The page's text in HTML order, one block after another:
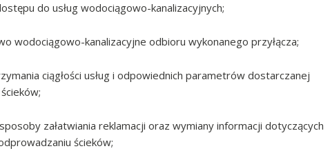
do usług wodociągowo-kanalizacyjnych;
wodociągowo-kanalizacyjne odbioru wykonanego przyłącza;
ciągłości usług i odpowiednich parametrów dostarczanej
załatwiania reklamacji oraz wymiany informacji dotyczących
ścieków;